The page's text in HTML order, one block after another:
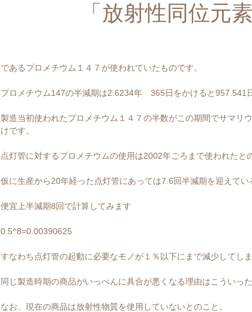
「放射性同位元素
であるプロメチウム１４７が使われていたものです。
プロメチウム147の半減期は2.6234年 365日をかけると957.541
製造当初使われたプロメチウム１４７の半数がこの期間でサマリ
けです。
点灯管に対するプロメチウムの使用は2002年ごろまで使われたと
仮に生産から20年経った点灯管にあっては7.6回半減期を迎えてい
便宜上半減期8回で計算してみます
0.5^8=0.00390625
すなわち点灯管の起動に必要なモノが１％以下にまで減少してしま
同じ製造時期の商品がいっぺんに具合が悪くなる理由はこういっ
なお、現在の商品は放射性物質を使用していないとのこと。